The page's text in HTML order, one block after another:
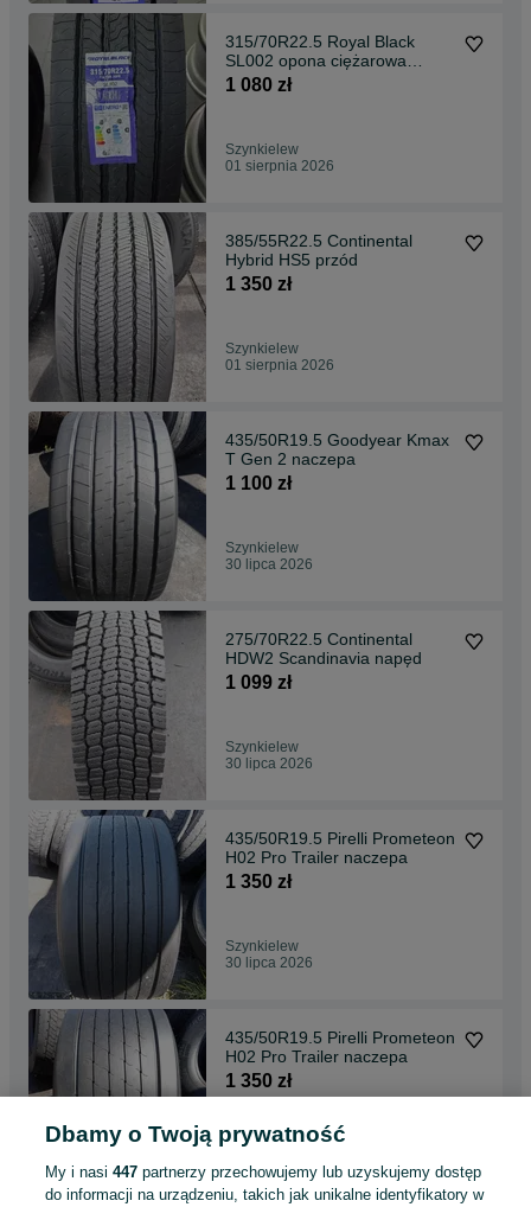
315/70R22.5 Royal Black
SL002 opona ciężarowa
przednia NOWA
1 080 zł
Szynkielew
01 sierpnia 2026
385/55R22.5 Continental
Hybrid HS5 przód
1 350 zł
Szynkielew
01 sierpnia 2026
435/50R19.5 Goodyear Kmax
T Gen 2 naczepa
1 100 zł
Szynkielew
30 lipca 2026
275/70R22.5 Continental
HDW2 Scandinavia napęd
1 099 zł
Szynkielew
30 lipca 2026
435/50R19.5 Pirelli Prometeon
H02 Pro Trailer naczepa
1 350 zł
Szynkielew
30 lipca 2026
435/50R19.5 Pirelli Prometeon
H02 Pro Trailer naczepa
1 350 zł
Szynkielew
30 lipca 2026
Dbamy o Twoją prywatność
My i nasi447 partnerzy przechowujemy lub uzyskujemy dostęp
do informacji na urządzeniu, takich jak unikalne identyfikatory w